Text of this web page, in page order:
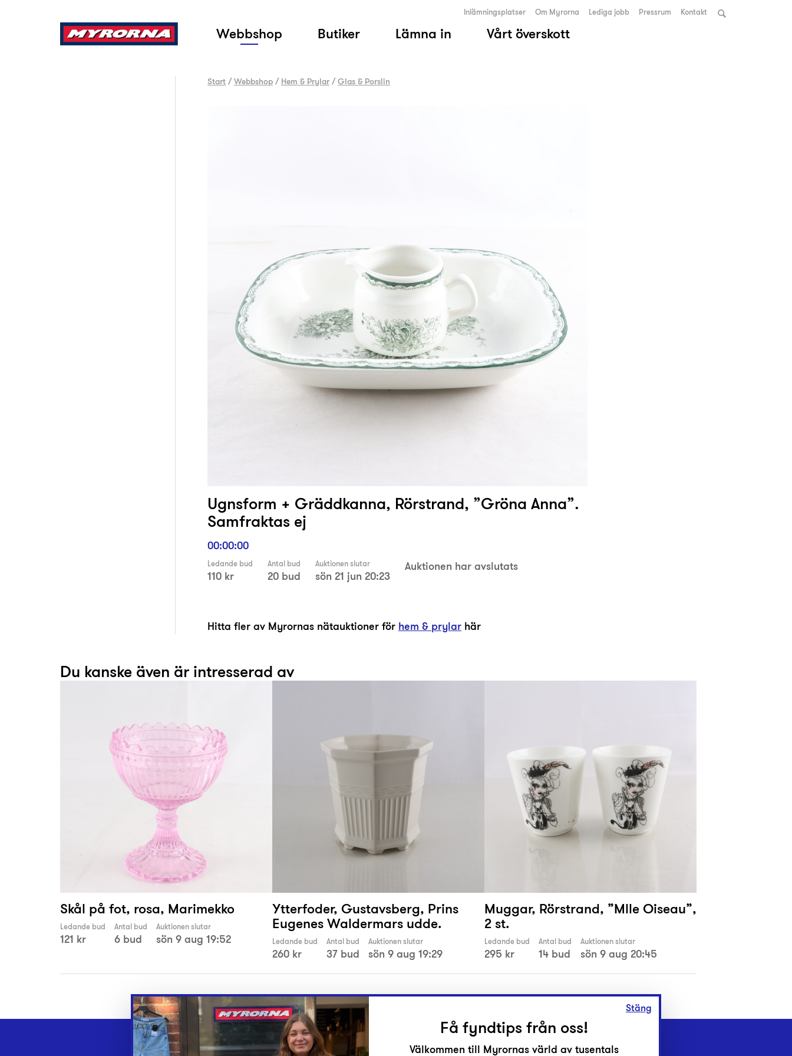
Webbshop Butiker Lämna in Vårt överskott
Inlämningsplatser Om Myrorna Lediga jobb Pressrum Kontakt
Start /Webbshop / Hem & Prylar /Glas & Porslin
Ugnsform + Gräddkanna, Rörstrand, ”Gröna Anna”.
Samfraktas ej
00:00:00
Ledande bud
110 kr
Antal bud
20 bud
Auktionen slutar
sön 21 jun 20:23
Auktionen har avslutats
Hitta fler av Myrornas nätauktioner för hem & prylar här
Du kanske även är intresserad av
Skål på fot, rosa, Marimekko
Ledande bud
121 kr
Antal bud
6 bud
Auktionen slutar
sön 9 aug 19:52
Ytterfoder, Gustavsberg, Prins
Eugenes Waldermars udde.
Ledande bud
260 kr
Antal bud
37 bud
Auktionen slutar
sön 9 aug 19:29
Muggar, Rörstrand, ”Mlle Oiseau”,
2 st.
Ledande bud
295 kr
Antal bud
14 bud
Auktionen slutar
sön 9 aug 20:45
Stäng
Få fyndtips från oss!
Välkommen till Myrornas värld av tusentals